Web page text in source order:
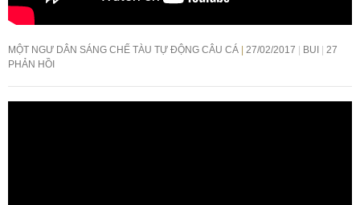
MỘT NGƯ DÂN SÁNG CHẾ TÀU TỰ ĐỘNG CÂU CÁ 27/02/2017 BUI
27
PHẢN HỒI